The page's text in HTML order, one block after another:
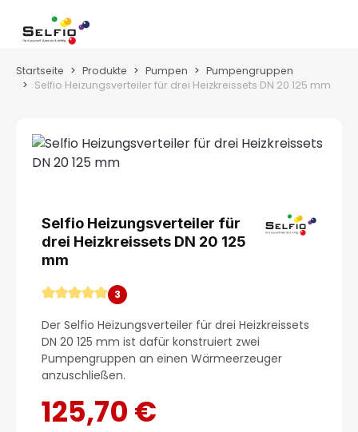
Zum Hauptinhalt springen
Startseite Produkte Pumpen
Pumpengruppen
Selfio Heizungsverteiler für drei Heizkreissets DN 20 125 mm
Selfio Heizungsverteiler für
drei Heizkreissets DN 20 125
mm
Durchschnittliche Bewertung von 5 von 5 Sternen
3
Der Selfio Heizungsverteiler für drei Heizkreissets
DN 20 125 mm ist dafür konstruiert zwei
Pumpengruppen an einen Wärmeerzeuger
anzuschließen.
125,70 €